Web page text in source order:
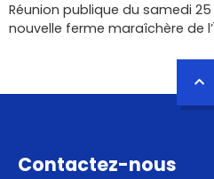
Réunion publique du samedi 25
nouvelle ferme maraîchère de
Contactez-nous